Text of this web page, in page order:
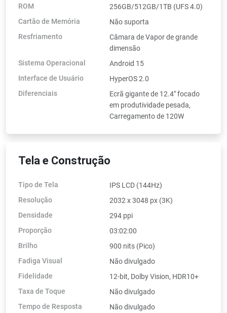
ROM
256GB/512GB/1TB (UFS 4.0)
Cartão de Memória
Não suporta
Resfriamento
Câmara de Vapor de grande
dimensão
Sistema Operacional
Android 15
Interface de Usuário
HyperOS 2.0
Diferenciais
Ecrã gigante de 12.4" focado
em produtividade pesada,
Carregamento de 120W
Tela e Construção
Tipo de Tela
IPS LCD (144Hz)
Resolução
2032 x 3048 px (3K)
Densidade
294 ppi
Proporção
03:02:00
Brilho
900 nits (Pico)
Fadiga Visual
Não divulgado
Fidelidade
12-bit, Dolby Vision, HDR10+
Taxa de Toque
Não divulgado
Tempo de Resposta
Não divulgado